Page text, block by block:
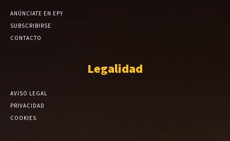
ANÚNCIATE EN EPY
SUBSCRIBIRSE
CONTACTO
Legalidad
AVISO LEGAL
PRIVACIDAD
COOKIES